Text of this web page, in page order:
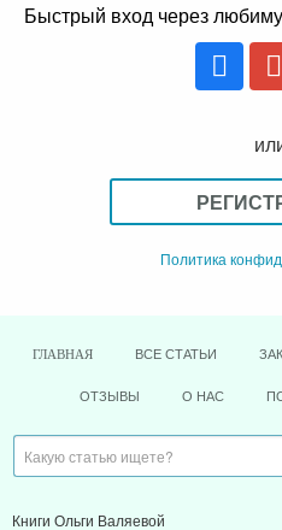
Быстрый вход через
Политика
ГЛАВНАЯ ВСЕ СТАТЬИ
ОТЗЫВЫ О НАС
Книги Ольги Валяевой